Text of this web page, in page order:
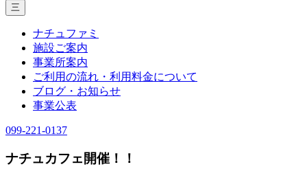
三
ナチュファミ
施設ご案内
事業所案内
ご利用の流れ・利用料金について
ブログ・お知らせ
事業公表
099-221-0137
ナチュカフェ開催！！